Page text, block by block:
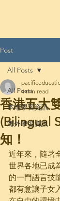
Post
All Posts
本地學習資訊
海外學習資訊
All Posts
香港五大
(Bilingual
知！
4 min read
近年來，隨著
世界各地已成
的一門語言技
都有意讓子女